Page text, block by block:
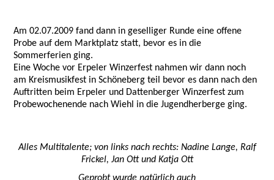
Am 02.07.2009 fand dann in geselliger Runde eine offene
Probe auf dem Marktplatz statt, bevor es in die
Sommerferien ging.
Eine Woche vor Erpeler Winzerfest nahmen wir dann noch
am Kreismusikfest in Schöneberg teil bevor es dann nach den
Auftritten beim Erpeler und Dattenberger Winzerfest zum
Probewochenende nach Wiehl in die Jugendherberge ging.
Alles Multitalente; von links nach rechts: Nadine Lange, Ralf
Frickel, Jan Ott und Katja Ott